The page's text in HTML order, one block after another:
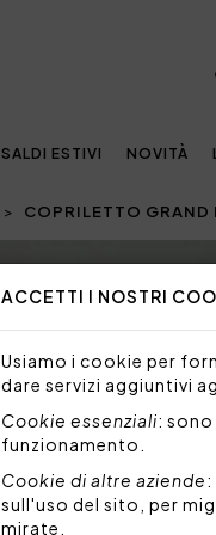
ACCETTI I NOSTRI
Usiamo i cookie per
dare servizi aggiuntivi
Cookie essenziali:
funzionamento.
Cookie di altre aziende
sull'uso del sito, per
mirate.
SALDI ESTIVI NOVITÀ
COPRILETTO